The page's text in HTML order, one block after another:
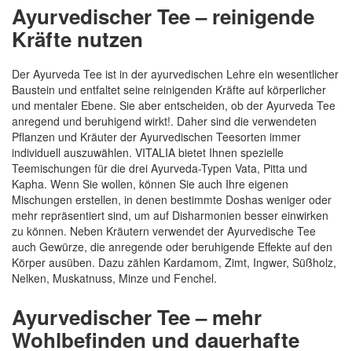
Ayurvedischer Tee – reinigende
Kräfte nutzen
Der Ayurveda Tee ist in der ayurvedischen Lehre ein wesentlicher
Baustein und entfaltet seine reinigenden Kräfte auf körperlicher
und mentaler Ebene. Sie aber entscheiden, ob der Ayurveda Tee
anregend und beruhigend wirkt!. Daher sind die verwendeten
Pflanzen und Kräuter der Ayurvedischen Teesorten immer
individuell auszuwählen. VITALIA bietet Ihnen spezielle
Teemischungen für die drei Ayurveda-Typen Vata, Pitta und
Kapha. Wenn Sie wollen, können Sie auch Ihre eigenen
Mischungen erstellen, in denen bestimmte Doshas weniger oder
mehr repräsentiert sind, um auf Disharmonien besser einwirken
zu können. Neben Kräutern verwendet der Ayurvedische Tee
auch Gewürze, die anregende oder beruhigende Effekte auf den
Körper ausüben. Dazu zählen Kardamom, Zimt, Ingwer, Süßholz,
Nelken, Muskatnuss, Minze und Fenchel.
Ayurvedischer Tee – mehr
Wohlbefinden und dauerhafte